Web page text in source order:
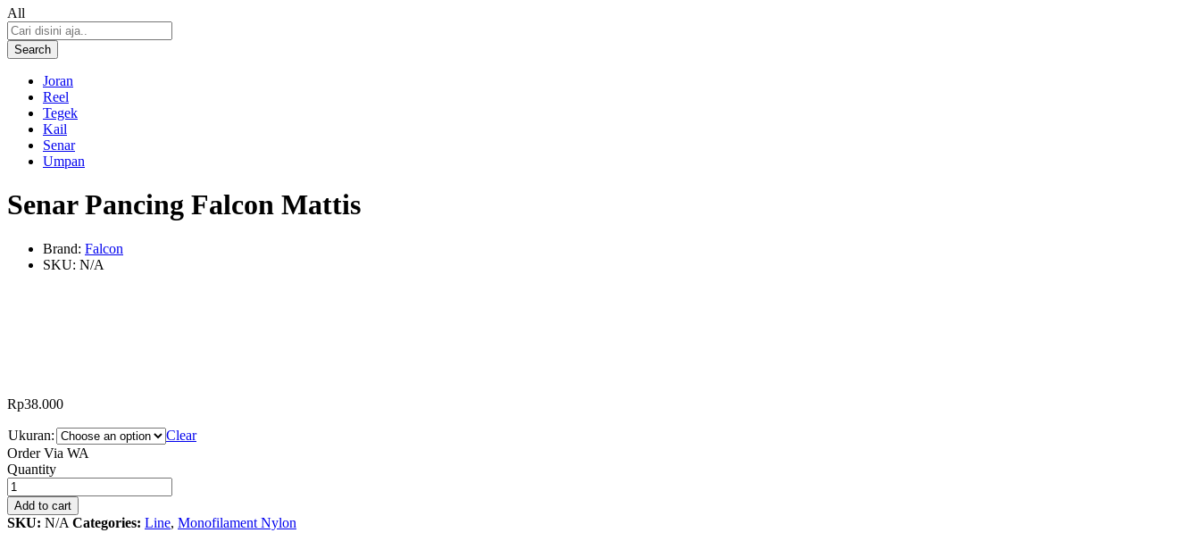
All
Search
Joran
Reel
Tegek
Kail
Senar
Umpan
Senar Pancing Falcon Mattis
Brand: Falcon
SKU: N/A
Rp38.000
Ukuran:
Clear
Order Via WA
Senar
Pancing
Falcon
Mattis
quantity
Quantity
Add to cart
SKU: N/A Categories: Line, Monofilament Nylon